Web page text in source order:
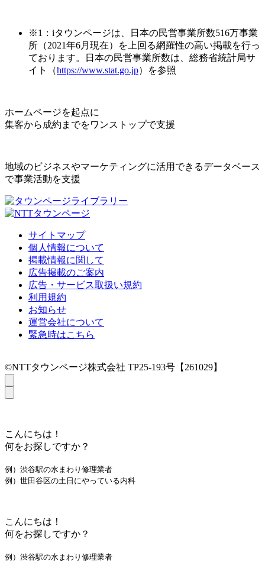
※1：iタウンページは、日本の民営事業所数516万事業
所（2021年6月現在）を上回る網羅性の高い掲載を行っ
ております。日本の民営事業所数は、総務省統計局サ
イト（https://www.stat.go.jp）を参照
ホームページを起点に
集客から成約までをワンストップで支援
地域のビジネスやマーケティングに活用できるデータベース
で事業活動を支援
サイトマップ
個人情報について
掲載情報に関して
広告掲載のご案内
広告・サービス取扱い規約
利用規約
お知らせ
運営会社について
緊急時はこちら
©NTTタウンページ株式会社 TP25-193号【261029】
こんにちは！
何をお探しですか？
例）渋谷駅の水まわり修理業者
例）世田谷区の土日にやっている内科
こんにちは！
何をお探しですか？
例）渋谷駅の水まわり修理業者